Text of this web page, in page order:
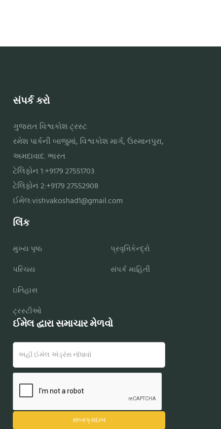
સંપર્ક કરો
ગુજરાત વિશ્વકોશ ટ્રસ્ટ
રમેશ પાર્કની બાજુમાં, વિશ્વકોશ માર્ગ, ઉસ્માનપુરા,
અમદાવાદ. ભારત
ટેલિફોન 1:+9179 27551703
ટેલિફોન 2:+9179 27552908
ઈમેલ:vishvakoshad1@gmail.com
લિંક
મુખ્ય પૃષ્ઠ
પરિચય
ઇતિહાસ
ટ્રસ્ટીઓ
પ્રવૃત્તિકેન્દ્રો
સંપર્ક માહિતી
ઈમેલ દ્વારા સમાચાર મેળવો